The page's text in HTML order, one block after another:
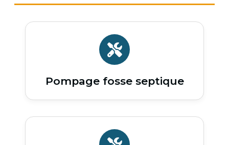
Pompage fosse septique